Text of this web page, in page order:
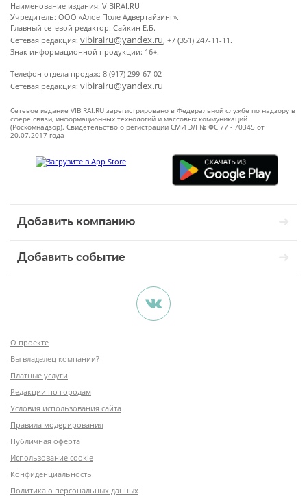
Наименование издания: VIBIRAI.RU
Учредитель: ООО «Алое Поле Адвертайзинг».
Главный сетевой редактор: Сайкин Е.Б.
Сетевая редакция: vibirairu@yandex.ru, +7 (351) 247-11-11.
Знак информационной продукции: 16+.
Телефон отдела продаж: 8 (917) 299-67-02
Сетевая редакция: vibirairu@yandex.ru
Сетевое издание VIBIRAI.RU зарегистрировано в Федеральной службе по надзору в
сфере связи, информационных технологий и массовых коммуникаций
(Роскомнадзор). Свидетельство о регистрации СМИ ЭЛ № ФС 77 - 70345 от
20.07.2017 года
Добавить компанию
Добавить событие
О проекте
Вы владелец компании?
Платные услуги
Редакции по городам
Условия использования сайта
Правила модерирования
Публичная оферта
Использование cookie
Конфиденциальность
Политика о персональных данных